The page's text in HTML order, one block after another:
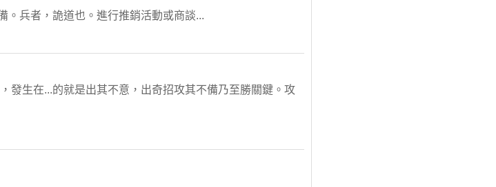
兵者，詭道也。進行推銷活動或商談...
發生在...的就是出其不意，出奇招攻其不備乃至勝關鍵。攻